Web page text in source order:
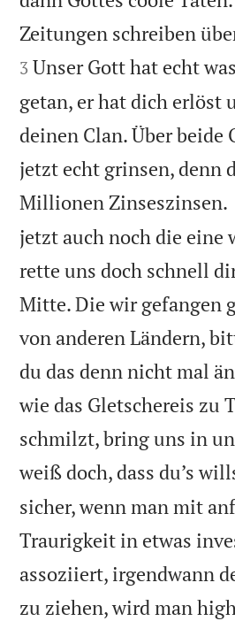
Zeitungen schreiben
3 Unser Gott hat echt
getan, er hat dich erlöst
deinen Clan. Über beide
jetzt echt grinsen, denn
Millionen Zinseszinsen.
jetzt auch noch die eine
rette uns doch schnell
Mitte. Die wir gefangen
von anderen Ländern,
du das denn nicht mal
wie das Gletschereis zu
schmilzt, bring uns in
weiß doch, dass du’s
sicher, wenn man mit
Traurigkeit in etwas
assoziiert, irgendwann
zu ziehen, wird man